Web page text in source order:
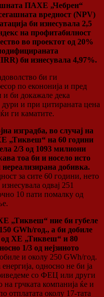
ПАХЕ „Чебрен“
вредност (NPV)
би изнесувала 2,5
на профитабилност
во проектот од 20%
би изнесувала 4,97%.
би ги
по екононија и пред
и би докажале дека
и при цитираната цена
ги каматите.
изградба, во случај на
„Тиквеш“ на 60 години
2/3 од 1093 милиони
тоа би и носело исто
добивка.
за сите 60 години, нето
одвај 251
10 пати помалку од
„Тиквеш“ ние би губеле
GWh/год., а би добиле
од ХЕ „Тиквеш“ и 80
1/3 од нејзиното
и околу 250 GWh/год.
односно не би ја
со ФЕЦ или други
грчката компанија ќе и
отплатата околу 17-тата